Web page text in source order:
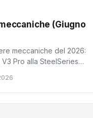
(Giugno
meccaniche del 2026:
Pro alla SteelSeries